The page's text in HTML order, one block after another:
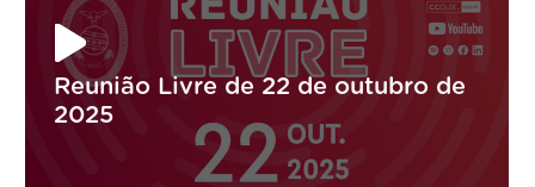
Reunião Livre de 22 de outubro de
2025